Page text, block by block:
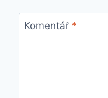
Komentář *